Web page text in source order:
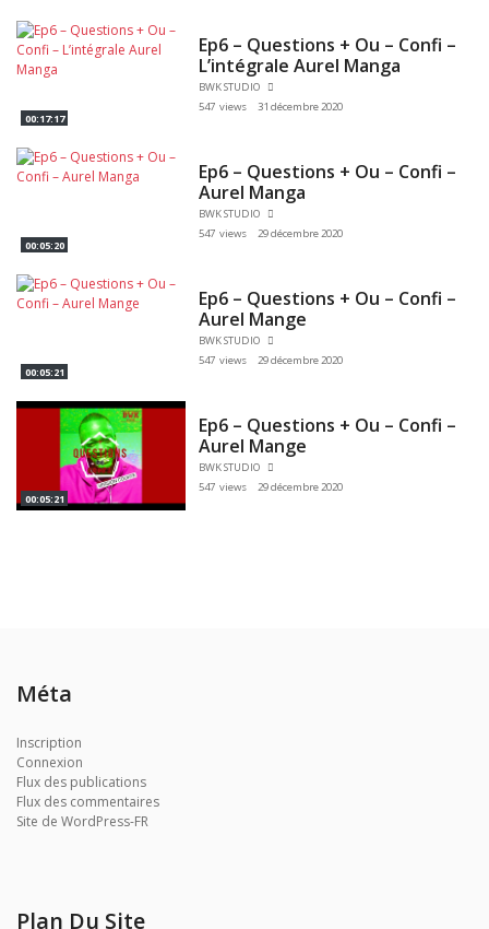
00:17:17
Ep6 – Questions + Ou – Confi –
L’intégrale Aurel Manga
BWK STUDIO
547 views
31 décembre 2020
00:05:20
Ep6 – Questions + Ou – Confi –
Aurel Manga
BWK STUDIO
547 views
29 décembre 2020
00:05:21
Ep6 – Questions + Ou – Confi –
Aurel Mange
BWK STUDIO
547 views
29 décembre 2020
00:05:21
Ep6 – Questions + Ou – Confi –
Aurel Mange
BWK STUDIO
547 views
29 décembre 2020
Méta
Inscription
Connexion
Flux des publications
Flux des commentaires
Site de WordPress-FR
Plan Du Site